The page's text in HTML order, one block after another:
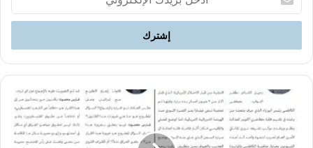
بريدك
الإلكتروني
الامام
العدد
116